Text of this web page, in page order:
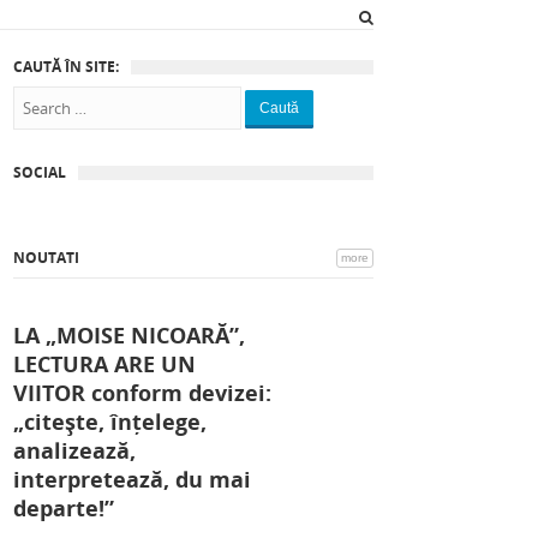
CAUTĂ ÎN SITE:
Caută
SOCIAL
NOUTATI more
LA „MOISE NICOARĂ”,
LECTURA ARE UN
VIITOR conform devizei:
„citește, înțelege,
analizează,
interpretează, du mai
departe!”